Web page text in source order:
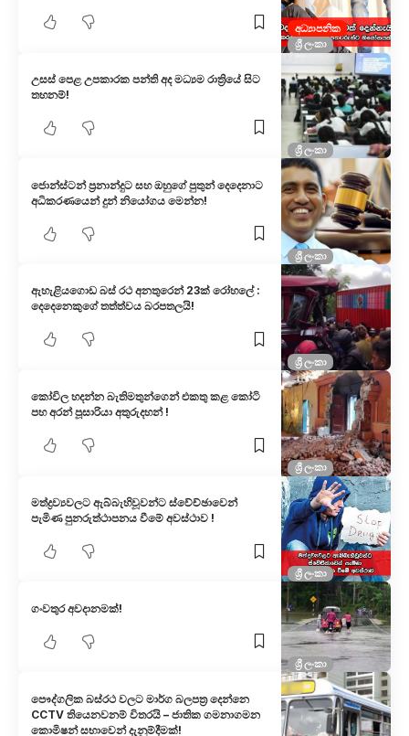
අධ්‍යාපනික
ශ්‍රී ලංකා
ශ්‍රී ලංකා
උසස් පෙළ උපකාරක පන්ති අද මධ්‍යම රාත්‍රියේ සිට
තහනම්!
ශ්‍රී ලංකා
ජොන්ස්ටන් ප්‍රනාන්දුට සහ ඔහුගේ පුතුන් දෙදෙනාට
අධිකරණයෙන් දුන් නියෝගය මෙන්න!
ශ්‍රී ලංකා
ඇහැළියගොඩ බස් රථ අනතුරෙන් 23ක් රෝහලේ :
දෙදෙනෙකුගේ තත්ත්වය බරපතලයි!
ශ්‍රී ලංකා
කෝවිල හදන්න බැතිමතුන්ගෙන් එකතු කළ කෝටි
පහ අරන් පූසාරියා අතුරුදහන් !
ශ්‍රී ලංකා
මත්ද්‍රව්‍යවලට ඇබ්බැහිවූවන්ට ස්වේච්ඡාවෙන්
පැමිණ පුනරුත්ථාපනය වීමේ අවස්ථාව !
ශ්‍රී ලංකා
ගංවතුර අවදානමක්!
පෞද්ගලික බස්රථ වලට මාර්ග බලපත්‍ර දෙන්නෙ
CCTV තියෙනවනම් විතරයි – ජාතික ගමනාගමන
කොමිෂන් සභාවෙන් දැනුම්දීමක්!